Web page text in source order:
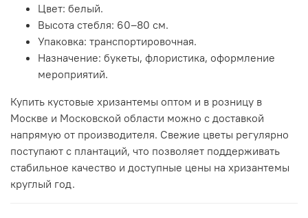
Цвет: белый.
Высота стебля: 60–80 см.
Упаковка: транспортировочная.
Назначение: букеты, флористика, оформление
мероприятий.
Купить кустовые хризантемы оптом и в розницу в
Москве и Московской области можно с доставкой
напрямую от производителя. Свежие цветы регулярно
поступают с плантаций, что позволяет поддерживать
стабильное качество и доступные цены на хризантемы
круглый год.